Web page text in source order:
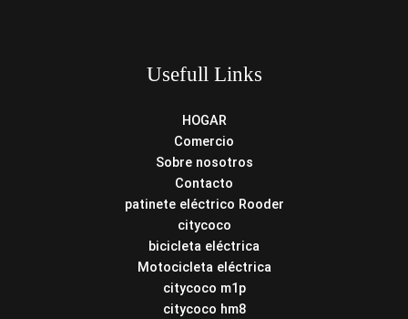
Usefull Links
HOGAR
Comercio
Sobre nosotros
Contacto
patinete eléctrico Rooder
citycoco
bicicleta eléctrica
Motocicleta eléctrica
citycoco m1p
citycoco hm8